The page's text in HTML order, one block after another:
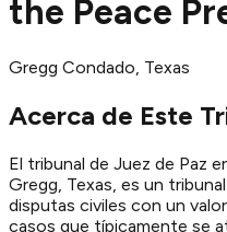
the Peace
Gregg Condado, Texas
Acerca de Este
El tribunal de Juez de Paz
Gregg, Texas, es un
disputas civiles con un
casos que típicamente se